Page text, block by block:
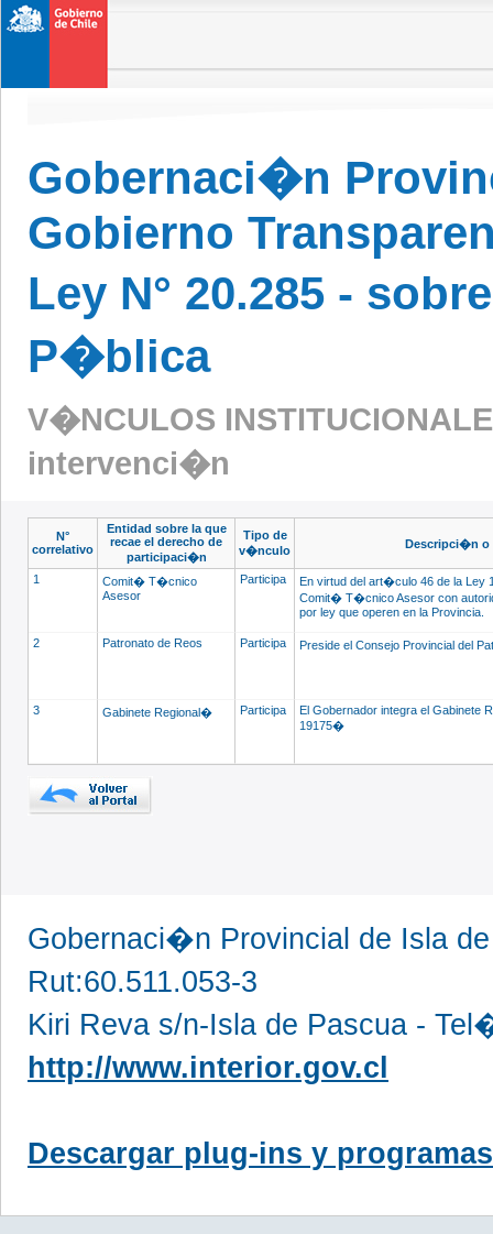
Gobernaci�n
Gobierno
Ley N° 20.285 -
P�blica
V�NCULOS
intervenci�n
N°
correlativo
Entidad sobre la que
recae el derecho de
participaci�n
Tipo de
v�nculo
Descripci�n o
1
Comit� T�cnico
Asesor
Participa
En virtud del art�culo 46 de la Ley
Comit� T�cnico Asesor con
por ley que operen en la Provincia.
2 Patronato de Reos Participa Preside el Consejo Provincial del
3 Gabinete Regional� Participa
El Gobernador integra el Gabinete
19175�
Gobernaci�n Provincial de Isla
Rut:60.511.053-3
Kiri Reva s/n-Isla de Pascua -
http://www.interior.gov.cl
Descargar plug-ins y